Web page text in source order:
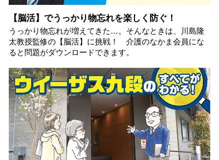
【脳活】でうっかり物忘れを楽しく防ぐ！
うっかり物忘れが増えてきた…。そんなときは、川島隆
太教授監修の【脳活】に挑戦！ 介護のなかま会員にな
ると問題がダウンロードできます。